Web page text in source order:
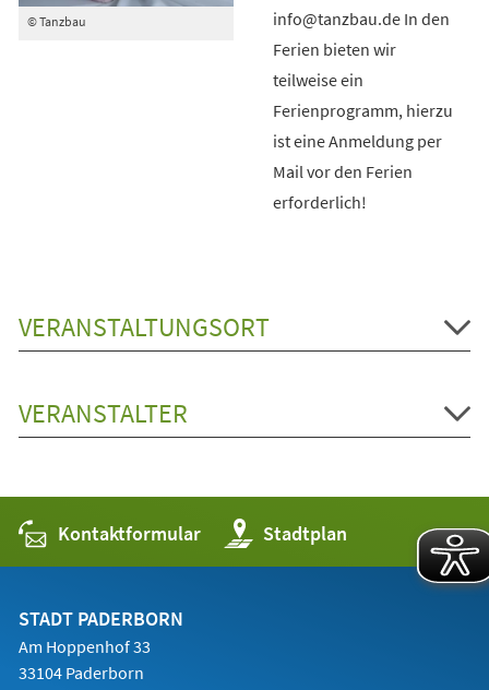
© Tanzbau
info@tanzbau.de In den
Ferien bieten wir
teilweise ein
Ferienprogramm, hierzu
ist eine Anmeldung per
Mail vor den Ferien
erforderlich!
VERANSTALTUNGSORT
VERANSTALTER
Kontaktformular Stadtplan
(Öffnet
in
einem
STADT PADERBORN
Am Hoppenhof 33
33104 Paderborn